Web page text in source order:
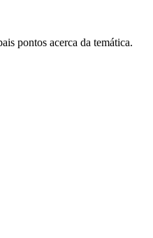
pontos acerca da temática.